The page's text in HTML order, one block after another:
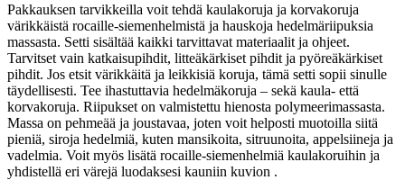
Pakkauksen tarvikkeilla voit tehdä kaulakoruja ja korvakoruja
värikkäistä rocaille-siemenhelmistä ja hauskoja hedelmäriipuksia
massasta. Setti sisältää kaikki tarvittavat materiaalit ja ohjeet.
Tarvitset vain katkaisupihdit, litteäkärkiset pihdit ja pyöreäkärkiset
pihdit. Jos etsit värikkäitä ja leikkisiä koruja, tämä setti sopii sinulle
täydellisesti. Tee ihastuttavia hedelmäkoruja – sekä kaula- että
korvakoruja. Riipukset on valmistettu hienosta polymeerimassasta.
Massa on pehmeää ja joustavaa, joten voit helposti muotoilla siitä
pieniä, siroja hedelmiä, kuten mansikoita, sitruunoita, appelsiineja ja
vadelmia. Voit myös lisätä rocaille-siemenhelmiä kaulakoruihin ja
yhdistellä eri värejä luodaksesi kauniin kuvion .